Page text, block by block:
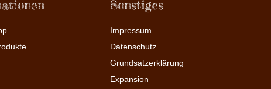
Sonstiges
Impressum
Datenschutz
Grundsatzerklärung
Expansion